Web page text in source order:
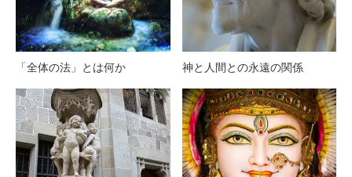
「全体の法」とは何か 神と人間との永遠の関係